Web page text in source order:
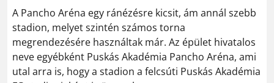
A Pancho Aréna egy ránézésre kicsit, ám annál szebb
stadion, melyet szintén számos torna
megrendezésére használtak már. Az épület hivatalos
neve egyébként Puskás Akadémia Pancho Aréna, ami
utal arra is, hogy a stadion a felcsúti Puskás Akadémia